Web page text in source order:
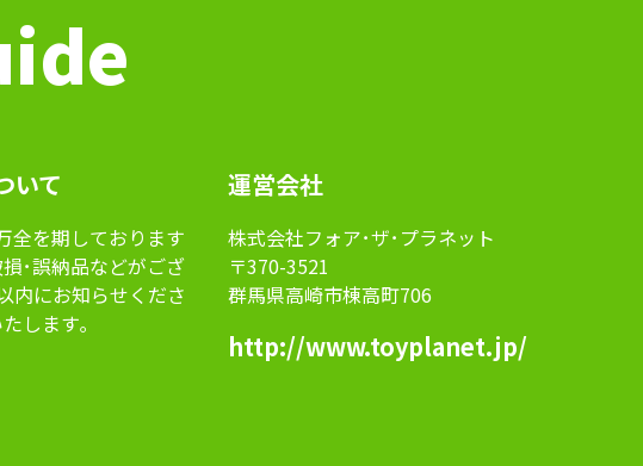
いて
全を期しております
･誤納品などがござ
内にお知らせくださ
します｡
運営会社
株式会社フォア･ザ･プラネット
〒370-3521
群馬県高崎市棟高町706
http://www.toyplanet.jp/